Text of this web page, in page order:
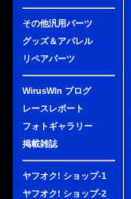
その他汎用パーツ
グッズ＆アパレル
リペアパーツ
WirusWIn ブログ
レースレポート
フォトギャラリー
掲載雑誌
ヤフオク! ショップ-1
ヤフオク! ショップ-2